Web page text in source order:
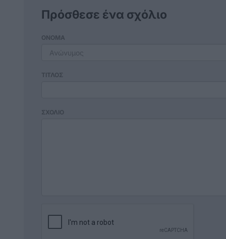
Πρόσθεσε ένα σχόλιο
ΟΝΟΜΑ
ΤΙΤΛΟΣ
ΣΧΟΛΙΟ